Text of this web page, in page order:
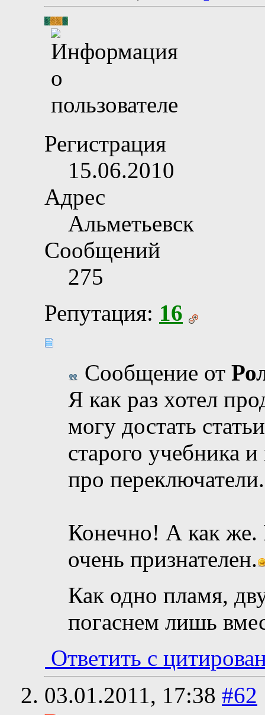
Регистрация
15.06.2010
Адрес
Альметьевск
Сообщений
275
Репутация: 16
Сообщение от
Я как раз хотел
могу достать
старого учебника
про переключатели.
Конечно! А как же.
очень признателен.
Как одно пламя,
погаснем лишь
Ответить с
03.01.2011, 17:38 #62